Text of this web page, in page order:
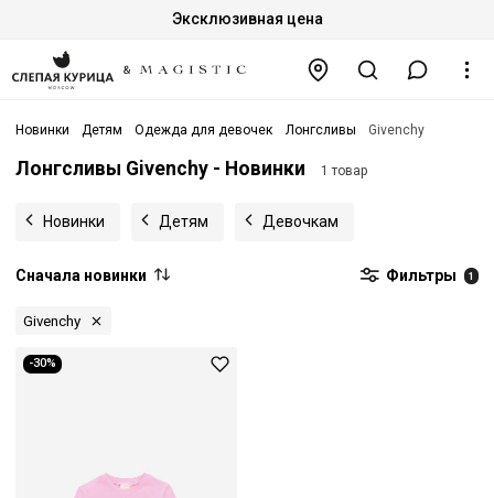
Эксклюзивная цена
Новинки Детям Одежда для девочек Лонгсливы Givenchy
Лонгсливы Givenchy - Новинки 1 товар
Новинки Детям Девочкам
Сначала новинки Фильтры 1
Givenchy
-30%